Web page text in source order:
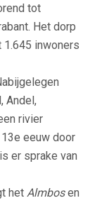
tot
Het dorp
1.645 inwoners
Andel,
rivier
eeuw door
er sprake van
het Almbosen